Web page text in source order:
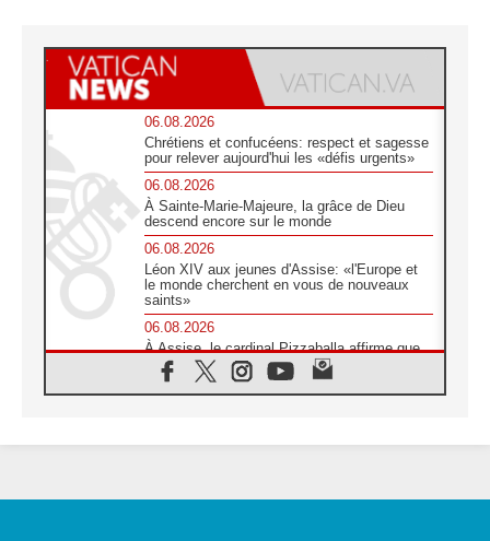
06.08.2026
Chrétiens et confucéens: respect et sagesse
pour relever aujourd'hui les «défis urgents»
06.08.2026
À Sainte-Marie-Majeure, la grâce de Dieu
descend encore sur le monde
06.08.2026
Léon XIV aux jeunes d'Assise: «l'Europe et
le monde cherchent en vous de nouveaux
saints»
06.08.2026
À Assise, le cardinal Pizzaballa affirme que
«les chrétiens veulent la paix»
06.08.2026